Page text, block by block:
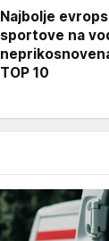
Najbolje
sportove na
TOP 10